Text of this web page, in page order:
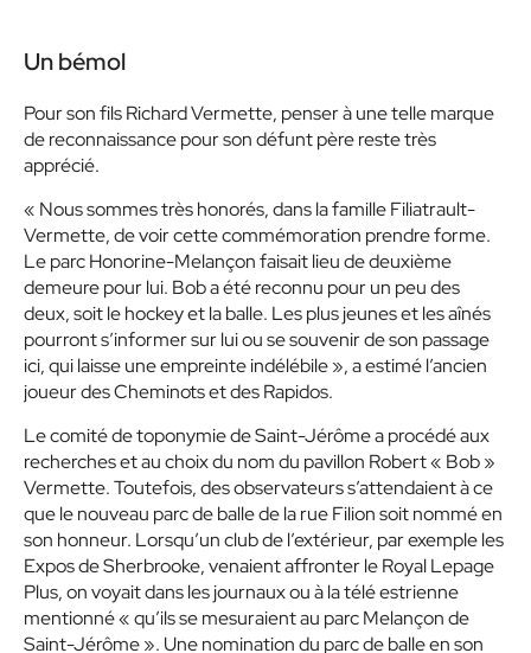
Un bémol
Pour son fils Richard Vermette, penser à une telle marque
de reconnaissance pour son défunt père reste très
apprécié.
« Nous sommes très honorés, dans la famille Filiatrault-
Vermette, de voir cette commémoration prendre forme.
Le parc Honorine-Melançon faisait lieu de deuxième
demeure pour lui. Bob a été reconnu pour un peu des
deux, soit le hockey et la balle. Les plus jeunes et les aînés
pourront s’informer sur lui ou se souvenir de son passage
ici, qui laisse une empreinte indélébile », a estimé l’ancien
joueur des Cheminots et des Rapidos.
Le comité de toponymie de Saint-Jérôme a procédé aux
recherches et au choix du nom du pavillon Robert « Bob »
Vermette. Toutefois, des observateurs s’attendaient à ce
que le nouveau parc de balle de la rue Filion soit nommé en
son honneur. Lorsqu’un club de l’extérieur, par exemple les
Expos de Sherbrooke, venaient affronter le Royal Lepage
Plus, on voyait dans les journaux ou à la télé estrienne
mentionné « qu’ils se mesuraient au parc Melançon de
Saint-Jérôme ». Une nomination du parc de balle en son